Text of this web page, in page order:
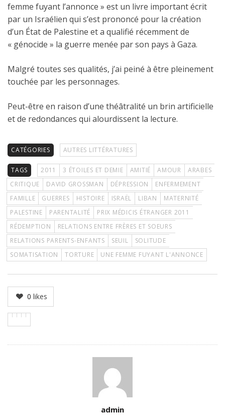
femme fuyant l’annonce » est un livre important écrit
par un Israélien qui s’est prononcé pour la création
d’un État de Palestine et a qualifié récemment de
« génocide » la guerre menée par son pays à Gaza.
Malgré toutes ses qualités, j’ai peiné à être pleinement
touchée par les personnages.
Peut-être en raison d’une théâtralité un brin artificielle
et de redondances qui alourdissent la lecture.
CATÉGORIES AUTRES LITTÉRATURES
TAGS 2011 3 ÉTOILES ET DEMIE AMITIÉ AMOUR
ARABES
CRITIQUE
DAVID GROSSMAN DÉPRESSION
ENFERMEMENT
FAMILLE
GUERRES HISTOIRE ISRAËL LIBAN
MATERNITÉ
PALESTINE
PARENTALITÉ
PRIX MÉDICIS ÉTRANGER 2011
RÉDEMPTION
RELATIONS ENTRE FRÈRES ET SOEURS
RELATIONS PARENTS-ENFANTS
SEUIL
SOLITUDE
SOMATISATION
TORTURE UNE FEMME FUYANT L'ANNONCE
0 likes
admin